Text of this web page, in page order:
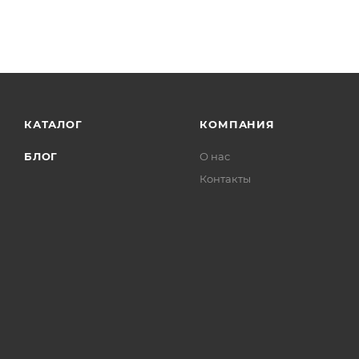
КАТАЛОГ
БЛОГ
КОМПАНИЯ
О нас
Контакты